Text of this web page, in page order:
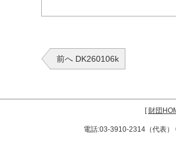
前へ DK260106k
[財団
電話:03-3910-2314（代表